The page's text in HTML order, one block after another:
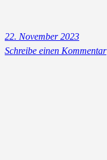
22. November 2023
Schreibe einen Kommentar